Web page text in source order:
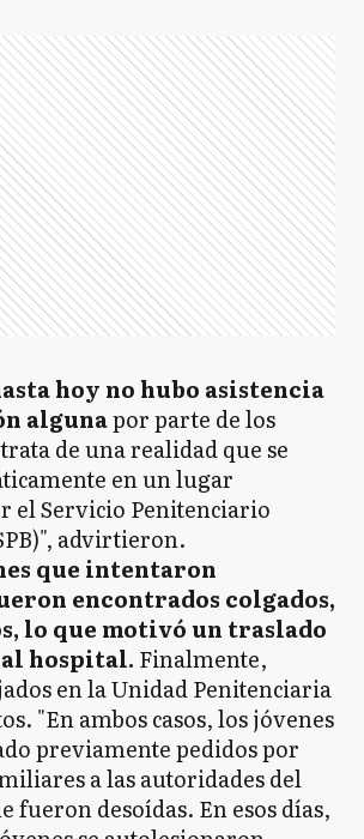
hoy no hubo asistencia
algunapor parte de los
de una realidad que se
en un lugar
el Servicio Penitenciario
advirtieron.
que intentaron
encontrados colgados,
lo que motivó un traslado
hospital. Finalmente,
en la Unidad Penitenciaria
"En ambos casos, los jóvenes
previamente pedidos por
a las autoridades del
fueron desoídas. En esos días,